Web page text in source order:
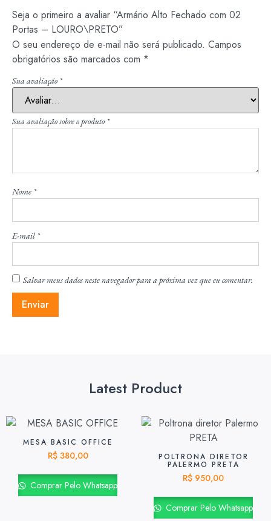
Seja o primeiro a avaliar “Armário Alto Fechado com 02
Portas – LOURO\PRETO”
O seu endereço de e-mail não será publicado. Campos
obrigatórios são marcados com *
Sua avaliação *
Sua avaliação sobre o produto *
Nome *
E-mail*
Salvar meus dados neste navegador para a próxima vez que eu comentar.
Latest Product
MESA BASIC OFFICE
R$380,00
Comprar Pelo Whatsapp
POLTRONA DIRETOR
PALERMO PRETA
R$ 950,00
Comprar Pelo Whatsapp